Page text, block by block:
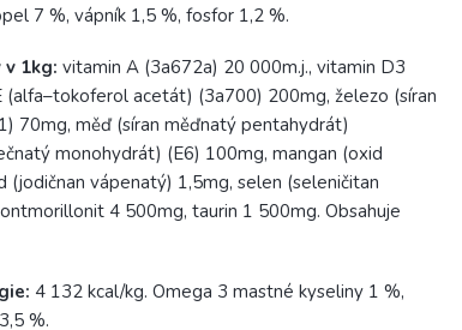
7 %, vápník 1,5 %, fosfor 1,2 %.
1kg: vitamin A (3a672a) 20 000m.j., vitamin D3
(alfa–tokoferol acetát) (3a700) 200mg, železo (síran
70mg, měď (síran měďnatý pentahydrát)
monohydrát) (E6) 100mg, mangan (oxid
(jodičnan vápenatý) 1,5mg, selen (seleničitan
4 500mg, taurin 1 500mg. Obsahuje
4 132 kcal/kg. Omega 3 mastné kyseliny 1 %,
%.